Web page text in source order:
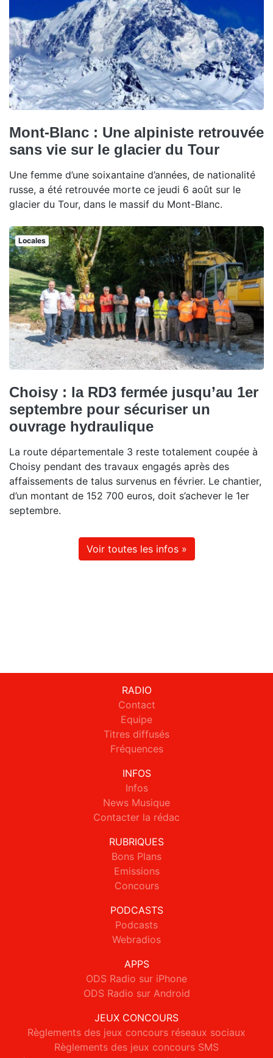
Mont-Blanc : Une alpiniste retrouvée
sans vie sur le glacier du Tour
Une femme d’une soixantaine d’années, de nationalité
russe, a été retrouvée morte ce jeudi 6 août sur le
glacier du Tour, dans le massif du Mont-Blanc.
Locales
Choisy : la RD3 fermée jusqu’au 1er
septembre pour sécuriser un
ouvrage hydraulique
La route départementale 3 reste totalement coupée à
Choisy pendant des travaux engagés après des
affaissements de talus survenus en février. Le chantier,
d’un montant de 152 700 euros, doit s’achever le 1er
septembre.
Voir toutes les infos »
RADIO
Contact
Equipe
Titres diffusés
Fréquences
INFOS
Infos
News Musique
Contacter la rédac
RUBRIQUES
Bons Plans
Emissions
Concours
PODCASTS
Podcasts
Webradios
APPS
ODS Radio sur iPhone
ODS Radio sur Android
JEUX CONCOURS
Règlements des jeux concours réseaux sociaux
Règlements des jeux concours SMS